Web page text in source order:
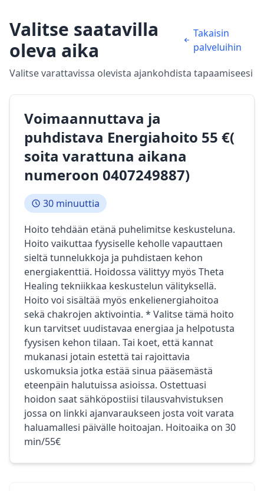
Valitse saatavilla
oleva aika
Takaisin
palveluihin
Valitse varattavissa olevista ajankohdista tapaamiseesi
Voimaannuttava ja
puhdistava Energiahoito 55 €(
soita varattuna aikana
numeroon 0407249887)
30 minuuttia
Hoito tehdään etänä puhelimitse keskusteluna.
Hoito vaikuttaa fyysiselle keholle vapauttaen
sieltä tunnelukkoja ja puhdistaen kehon
energiakenttiä. Hoidossa välittyy myös Theta
Healing tekniikkaa keskustelun välityksellä.
Hoito voi sisältää myös enkelienergiahoitoa
sekä chakrojen aktivointia. * Valitse tämä hoito
kun tarvitset uudistavaa energiaa ja helpotusta
fyysisen kehon tilaan. Tai koet, että kannat
mukanasi jotain estettä tai rajoittavia
uskomuksia jotka estää sinua pääsemästä
eteenpäin halutuissa asioissa. Ostettuasi
hoidon saat sähköpostiisi tilausvahvistuksen
jossa on linkki ajanvaraukseen josta voit varata
haluamallesi päivälle hoitoajan. Hoitoaika on 30
min/55€